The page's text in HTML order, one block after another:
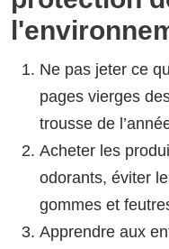
Ne pas jeter ce
pages vierges
trousse de
Acheter les
odorants, éviter
gommes et
Apprendre aux